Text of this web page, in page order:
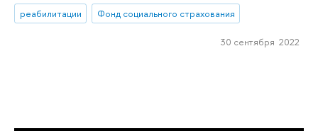
реабилитации
Фонд социального страхования
30 сентября 2022